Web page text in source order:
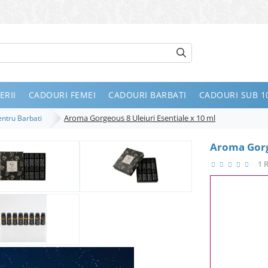
CADOURI FEMEI CADOURI BARBATI CADOURI SUB
Barbati Aroma Gorgeous 8 Uleiuri Esentiale x 10 ml
Aroma
1